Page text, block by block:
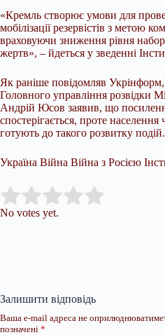
«Кремль створює умови для
мобілізації резервістів з метою
враховуючи зниження рівня
жертв», – йдеться у зведенні
Як раніше повідомляв
Головного управління розвідки
Андрій Юсов заявив, що посилення
спостерігається, проте
готують до такого розвитку подій.
Україна Війна Війна з Росією
Rate this item:
No votes yet.
Залишити відповідь
Ваша e-mail адреса не
позначені *